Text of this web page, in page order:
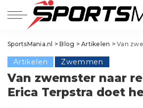
SportsMania.nl >Blog >Artikelen >Van zwemster
Artikelen Zwemmen
Van zwemster naar
Erica Terpstra doet